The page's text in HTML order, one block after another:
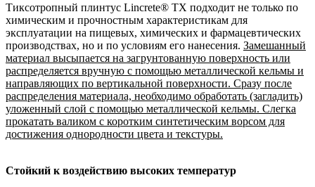
Тиксотропный плинтус Lincrete® TX подходит не только по
химическим и прочностным характеристикам для
эксплуатации на пищевых, химических и фармацевтических
производствах, но и по условиям его нанесения. Замешанный
материал высыпается на загрунтованную поверхность или
распределяется вручную с помощью металлической кельмы и
направляющих по вертикальной поверхности. Сразу после
распределения материала, необходимо обработать (загладить)
уложенный слой с помощью металлической кельмы. Слегка
прокатать валиком с коротким синтетическим ворсом для
достижения однородности цвета и текстуры.
Стойкий к воздействию высоких температур